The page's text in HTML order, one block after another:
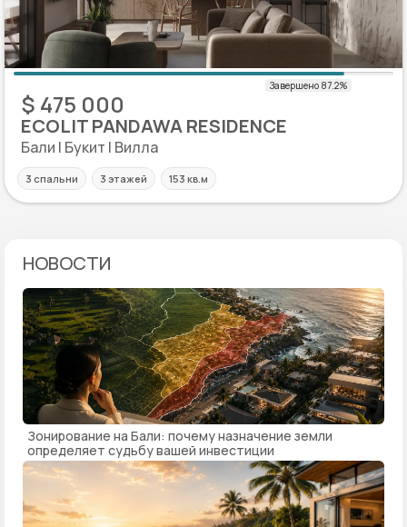
$ 475 000
ECOLIT PANDAWA RESIDENCE
Бали | Букит | Вилла
3 спальни 3 этажей 153 кв.м
НОВОСТИ
Зонирование на Бали: почему назначение земли
определяет судьбу вашей инвестиции